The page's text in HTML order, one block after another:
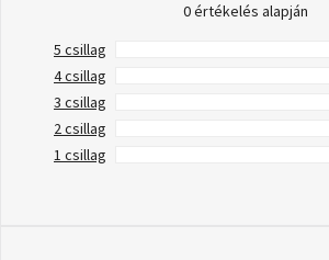
0 értékelés alapján
5 csillag
4 csillag
3 csillag
2 csillag
1 csillag